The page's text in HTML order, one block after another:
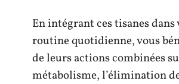
En intégrant ces tisanes dans
routine quotidienne, vous
de leurs actions combinées
métabolisme, l’élimination